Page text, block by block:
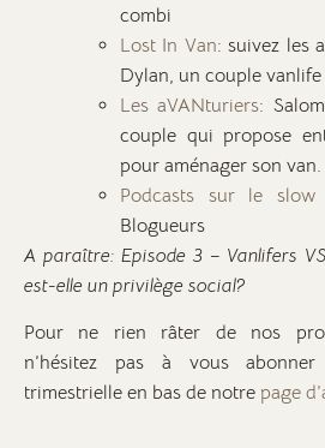
combi
Lost In Van: suivez les
Dylan, un couple
Les aVANturiers:
couple qui propose
pour aménager son van.
Podcasts sur le slow
Blogueurs
A paraître: Episode 3 – Vanlifers
est-elle un privilège social?
Pour ne rien râter de nos
n’hésitez pas à vous
trimestrielle en bas de notre page